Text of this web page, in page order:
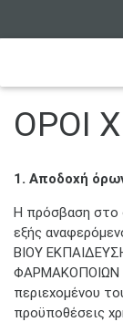
ΟΡΟΙ
1. Αποδοχή
Η πρόσβαση στο
εξής
ΒΙΟΥ
ΦΑΡΜΑΚΟΠΟΙΩΝ
περιεχομένου
προϋποθέσεις